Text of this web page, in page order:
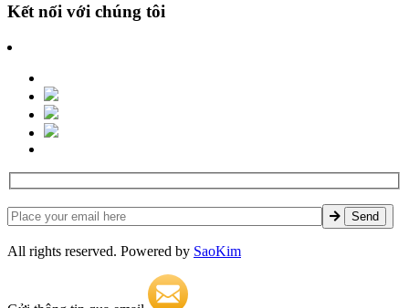
Kết nối với chúng tôi
All rights reserved. Powered by SaoKim